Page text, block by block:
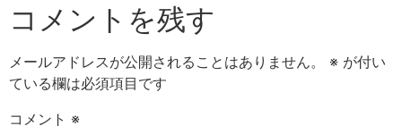
コメントを残す
メールアドレスが公開されることはありません。 ※ が付い
ている欄は必須項目です
コメント ※